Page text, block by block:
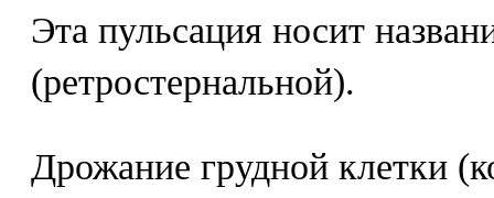
Эта пульсация носит
(ретростернальной).
Дрожание грудной клетки